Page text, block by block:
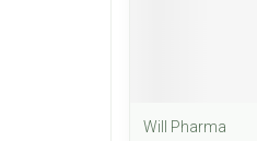
Will Pharma